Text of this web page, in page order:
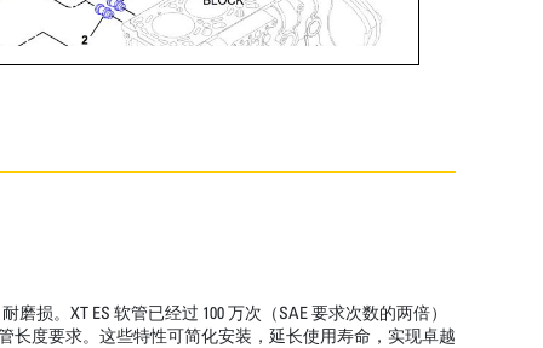
。XT ES 软管已经过 100 万次（SAE 要求次数的两倍）
长度要求。这些特性可简化安装，延长使用寿命，实现卓越